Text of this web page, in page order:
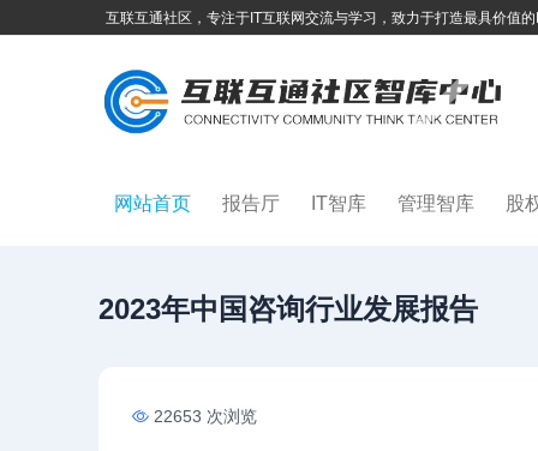
互联互通社区，专注于IT互联网交流与学习，致力于打造最具价值
网站首页 报告厅 IT智库 管理智库 股
2023年中国咨询行业发展报告
22653 次浏览